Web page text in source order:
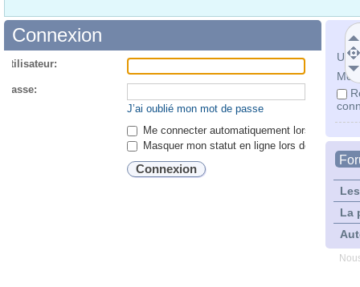
Mot
La
Connexion
passe:
J’ai oublié mon mot de passe
Me connecter automatiquement lors de
Masquer mon statut en ligne lors de cette